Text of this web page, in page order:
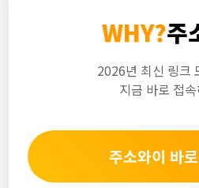
WHY?주
2026년 최신 링크
지금 바로 접
주소와이 바